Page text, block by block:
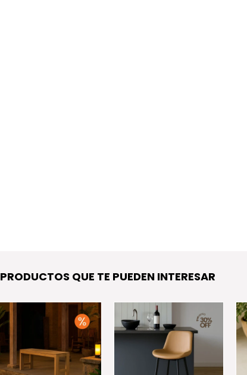
PRODUCTOS QUE TE PUEDEN INTERESAR